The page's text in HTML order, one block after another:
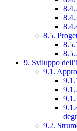
8.5.
9. Sviluppo
9.1.
9.2.